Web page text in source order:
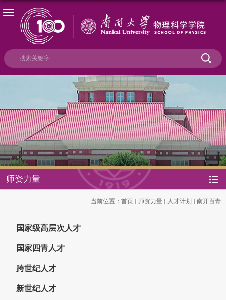
师资力量
当前位置： 首页 师资力量 人才计划 南开百青
国家级高层次人才
国家四青人才
跨世纪人才
新世纪人才